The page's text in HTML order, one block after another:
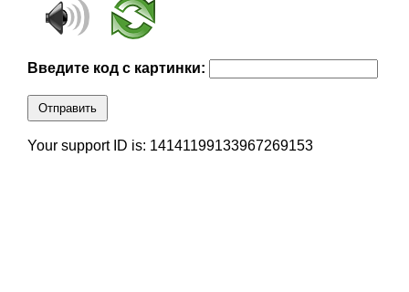
Введите код с картинки:
Отправить
Your support ID is: 14141199133967269153